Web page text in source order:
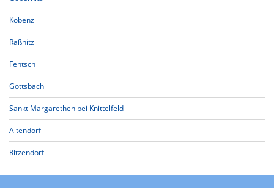
Kobenz
Raßnitz
Fentsch
Gottsbach
Sankt Margarethen bei Knittelfeld
Altendorf
Ritzendorf